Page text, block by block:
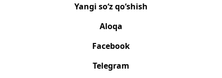
Yangi so‘z qo‘shish
Aloqa
Facebook
Telegram